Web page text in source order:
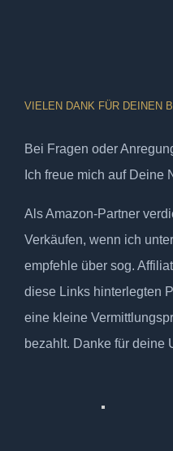
VIELEN DANK FÜR DEINEN
Bei Fragen oder
Ich freue mich auf Deine
Als Amazon-Partner
Verkäufen, wenn ich
empfehle über sog.
diese Links hinterlegten
eine kleine
bezahlt. Danke für deine